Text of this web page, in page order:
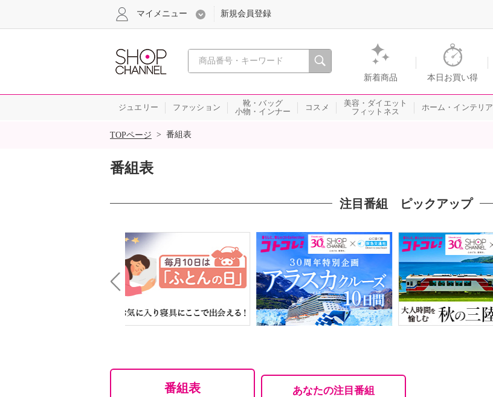
心おどる、瞬間を。通販・テレビショッピングのショップチャンネル
新着商品 本日お買い得
マイメニュー 新規会員登録
ジュエリー ファッション
靴・バッグ
小物・インナー
コスメ
美容・ダイエット
フィットネス
ホーム・インテリア
SALE
TOPページ > 番組表
番組表
注目番組 ピックアップ
Prev
番組表 あなたの注目番組